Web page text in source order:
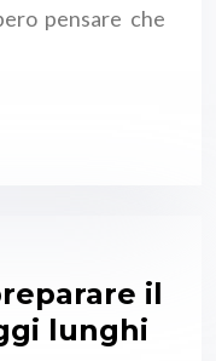
pensare che
il
lunghi